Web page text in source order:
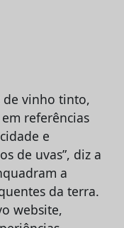
de vinho tinto,
referências
e
de uvas”, diz a
a
da terra.
website,